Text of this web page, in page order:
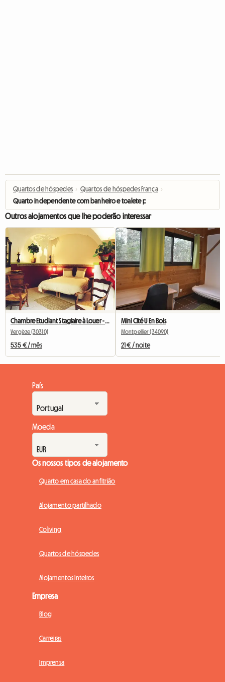
Quartos de hóspedes › Quartos de hóspedes França ›
Quarto independente com banheiro e toalete privativos
Outros alojamentos que lhe poderão interessar
Vergèze (30310)
535 € / mês
Mini Cité U En Bois
Montpellier (34090)
21 € / noite
País
Moeda
Os nossos tipos de alojamento
Quarto em casa do anfitrião
Alojamento partilhado
Coliving
Quartos de hóspedes
Alojamentos inteiros
Empresa
Blog
Carreiras
Imprensa